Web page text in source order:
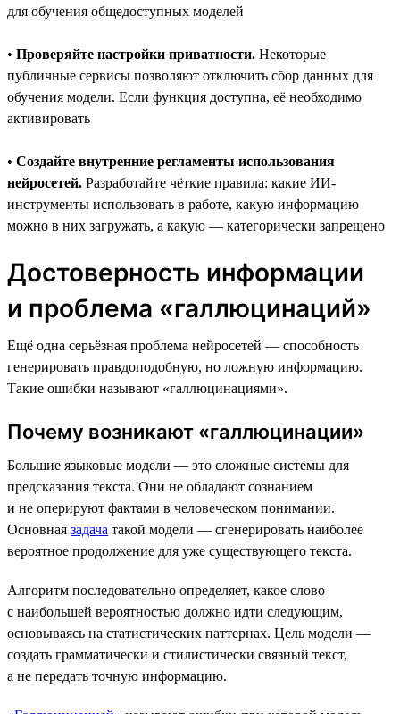
для обучения общедоступных моделей
• Проверяйте настройки приватности. Некоторые
публичные сервисы позволяют отключить сбор данных для
обучения модели. Если функция доступна, её необходимо
активировать
• Создайте внутренние регламенты использования
нейросетей. Разработайте чёткие правила: какие ИИ-
инструменты использовать в работе, какую информацию
можно в них загружать, а какую — категорически запрещено
Достоверность информации
и проблема «галлюцинаций»
Ещё одна серьёзная проблема нейросетей — способность
генерировать правдоподобную, но ложную информацию.
Такие ошибки называют «галлюцинациями».
Почему возникают «галлюцинации»
Большие языковые модели — это сложные системы для
предсказания текста. Они не обладают сознанием
и не оперируют фактами в человеческом понимании.
Основная задача такой модели — сгенерировать наиболее
вероятное продолжение для уже существующего текста.
Алгоритм последовательно определяет, какое слово
с наибольшей вероятностью должно идти следующим,
основываясь на статистических паттернах. Цель модели —
создать грамматически и стилистически связный текст,
а не передать точную информацию.